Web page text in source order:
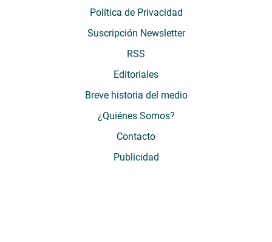
Política de Privacidad
Suscripción Newsletter
RSS
Editoriales
Breve historia del medio
¿Quiénes Somos?
Contacto
Publicidad